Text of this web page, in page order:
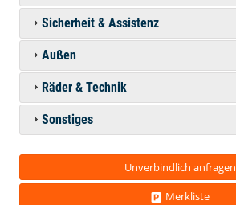
Sicherheit & Assistenz
Außen
Räder & Technik
Sonstiges
Unverbindlich anfragen
Merkliste